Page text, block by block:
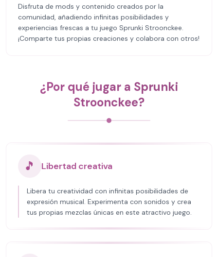
Disfruta de mods y contenido creados por la
comunidad, añadiendo infinitas posibilidades y
experiencias frescas a tu juego Sprunki Stroonckee.
¡Comparte tus propias creaciones y colabora con otros!
¿Por qué jugar a Sprunki
Stroonckee?
🎵 Libertad creativa
Libera tu creatividad con infinitas posibilidades de
expresión musical. Experimenta con sonidos y crea
tus propias mezclas únicas en este atractivo juego.